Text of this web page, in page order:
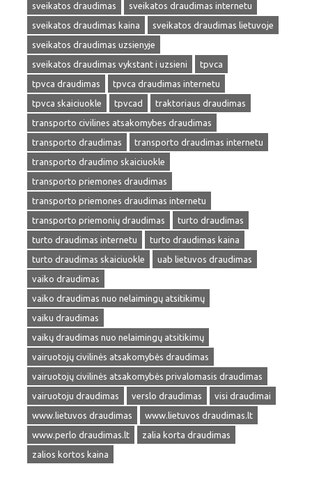
sveikatos draudimas
sveikatos draudimas internetu
sveikatos draudimas kaina
sveikatos draudimas lietuvoje
sveikatos draudimas uzsienyje
sveikatos draudimas vykstant i uzsieni
tpvca
tpvca draudimas
tpvca draudimas internetu
tpvca skaiciuokle
tpvcad
traktoriaus draudimas
transporto civilines atsakomybes draudimas
transporto draudimas
transporto draudimas internetu
transporto draudimo skaiciuokle
transporto priemones draudimas
transporto priemones draudimas internetu
transporto priemonių draudimas
turto draudimas
turto draudimas internetu
turto draudimas kaina
turto draudimas skaiciuokle
uab lietuvos draudimas
vaiko draudimas
vaiko draudimas nuo nelaimingų atsitikimų
vaiku draudimas
vaikų draudimas nuo nelaimingų atsitikimų
vairuotojų civilinės atsakomybės draudimas
vairuotojų civilinės atsakomybės privalomasis draudimas
vairuotoju draudimas
verslo draudimas
visi draudimai
www.lietuvos draudimas
www.lietuvos draudimas.lt
www.perlo draudimas.lt
zalia korta draudimas
zalios kortos kaina